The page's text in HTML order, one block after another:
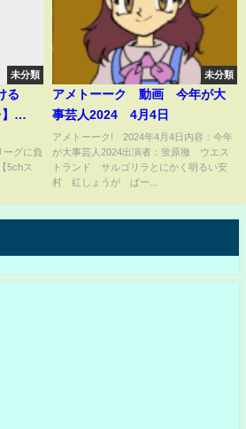
未分類
る
ーグに負
5chス
未分類
アメトーーク 動画 今年が大
事芸人2024 4月4日
アメトーーク! 2024年4月4日内容：今年
が大事芸人2024出演者：蛍原徹 ウエス
トランド サルゴリラとにかく明るい安
村 紅しょうが ぱー...